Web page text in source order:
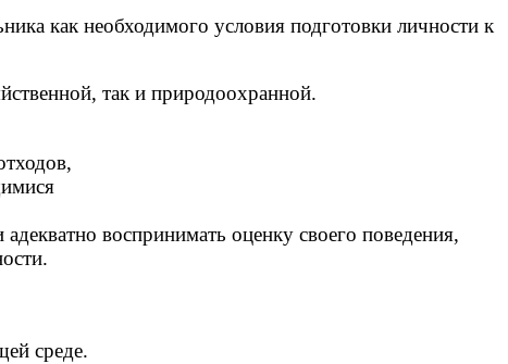
как необходимого условия подготовки личности к
так и природоохранной.
воспринимать оценку своего поведения,
среде.